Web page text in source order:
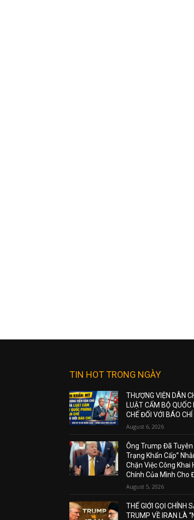
TIN HOT TRONG NGÀY
THƯỢNG VIỆN DÂN
LUẬT CẤM BỘ QUỐC
CHẾ ĐỐI VỚI BÁO CHÍ
August 6, 2026
Ông Trump Đã Tuyên
Trạng Khẩn Cấp”
Chặn Việc Công Khai
Chính Của Mình Cho
August 5, 2026
THẾ GIỚI GỌI CHÍNH
TRUMP VỀ IRAN LÀ